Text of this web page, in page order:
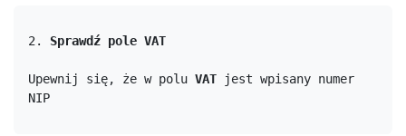
2. Sprawdź pole VAT
Upewnij się, że w polu VAT jest wpisany numer
NIP